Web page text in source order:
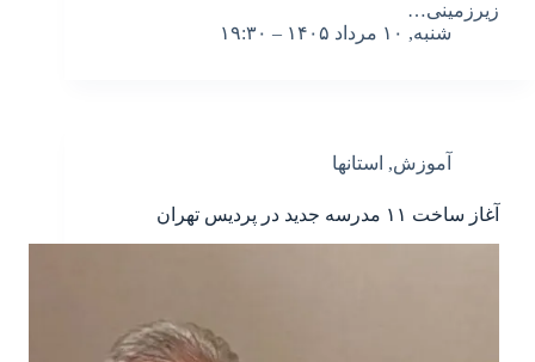
زیرزمینی…
شنبه, ۱۰ مرداد ۱۴۰۵ – ۱۹:۳۰
آموزش, استانها
آغاز ساخت ۱۱ مدرسه جدید در پردیس تهران